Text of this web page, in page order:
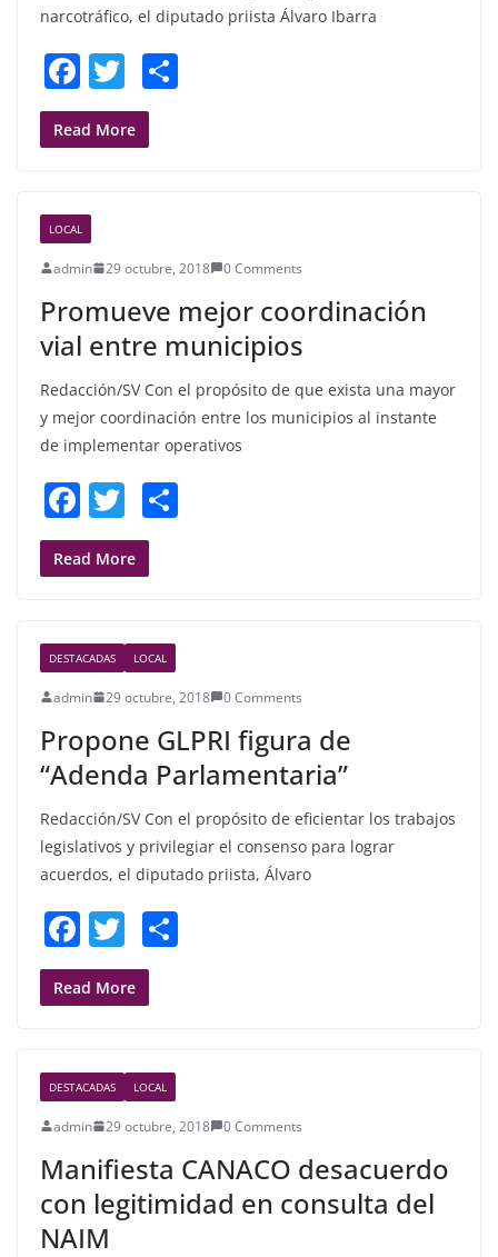
narcotráfico, el diputado priista Álvaro Ibarra
F
a
c
b
o
o
k
T
w
itt
Read More
LOCAL
admin 29 octubre, 2018 0 Comments
Promueve mejor coordinación
vial entre municipios
Redacción/SV Con el propósito de que exista una mayor
y mejor coordinación entre los municipios al instante
de implementar operativos
F
a
c
b
o
o
k
T
w
itt
Read More
DESTACADAS LOCAL
admin 29 octubre, 2018 0 Comments
Propone GLPRI figura de
“Adenda Parlamentaria”
Redacción/SV Con el propósito de eficientar los trabajos
legislativos y privilegiar el consenso para lograr
acuerdos, el diputado priista, Álvaro
F
a
c
b
o
o
k
T
w
itt
Read More
DESTACADAS LOCAL
admin 29 octubre, 2018 0 Comments
Manifiesta CANACO desacuerdo
con legitimidad en consulta del
NAIM